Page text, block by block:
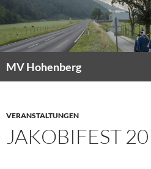
MV Hohenberg
VERANSTALTUNGEN
JAKOBIFEST